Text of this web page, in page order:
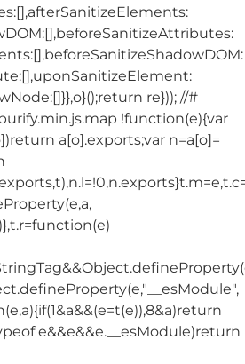
re})); //#
!function(e){var
a[o].exports;var n=a[o]=
e&&e&&e.__esModule)return